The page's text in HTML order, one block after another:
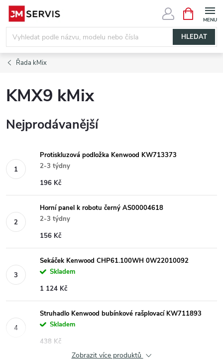
Přejít
obsah
HLEDAT
NÁKUPNÍ
KOŠÍK
Řada kMix
KMX9 kMix
Nejprodávanější
Protiskluzová podložka Kenwood KW713373
2-3 týdny
196 Kč
Horní panel k robotu černý AS00004618
2-3 týdny
156 Kč
Sekáček Kenwood CHP61.100WH 0W22010092
Skladem
1 124 Kč
Struhadlo Kenwood bubínkové rašplovací KW711893
Skladem
438 Kč
Zobrazit více produktů